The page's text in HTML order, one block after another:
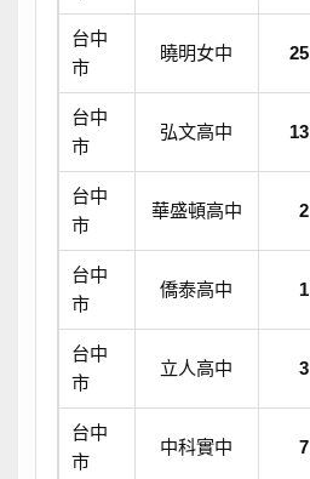
台中
市
曉明女中 25
台中
市
弘文高中 13
台中
市
華盛頓高中 2
台中
市
僑泰高中 1
台中
市
立人高中 3
台中
市
中科實中 7